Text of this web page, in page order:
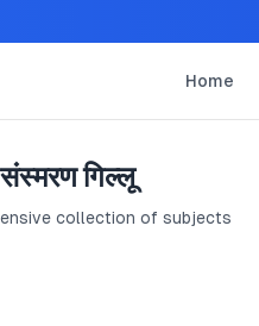
Home
संस्मरण गिल्लू
collection of subjects